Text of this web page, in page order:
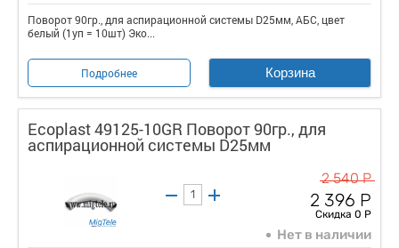
Поворот 90гр., для аспирационной системы D25мм, АБС, цвет
белый (1уп = 10шт) Эко...
Подробнее Корзина
Ecoplast 49125-10GR Поворот 90гр., для
аспирационной системы D25мм
2 540 Р
2 396 Р
Скидка 0 Р
Нет в наличии